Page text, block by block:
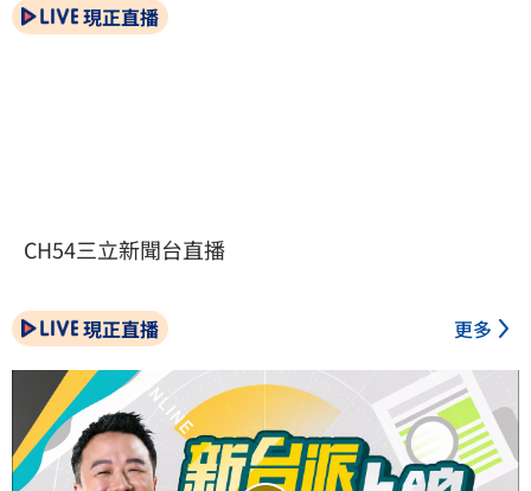
現正直播
CH54三立新聞台直播
現正直播 更多